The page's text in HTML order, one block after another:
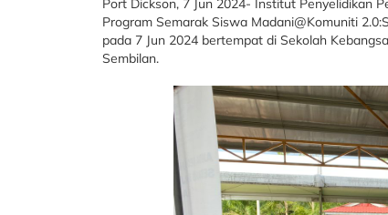
Port Dickson, 7 Jun 2024- Institut Penyelidikan
Program Semarak Siswa Madani@Komuniti
pada 7 Jun 2024 bertempat di Sekolah
Sembilan.